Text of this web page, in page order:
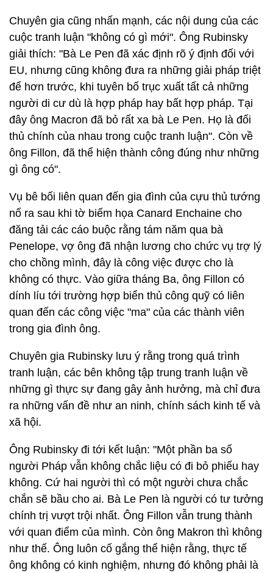
Chuyên gia cũng nhấn mạnh, các nội dung của các
cuộc tranh luận "không có gì mới". Ông Rubinsky
giải thích: "Bà Le Pen đã xác định rõ ý định đối với
EU, nhưng cũng không đưa ra những giải pháp triệt
để hơn trước, khi tuyên bố trục xuất tất cả những
người di cư dù là hợp pháp hay bất hợp pháp. Tại
đây ông Macron đã bỏ rất xa bà Le Pen. Họ là đối
thủ chính của nhau trong cuộc tranh luận". Còn về
ông Fillon, đã thể hiện thành công đúng như những
gì ông có".
Vụ bê bối liên quan đến gia đình của cựu thủ tướng
nổ ra sau khi tờ biếm họa Canard Enchaine cho
đăng tải các cáo buộc rằng tám năm qua bà
Penelope, vợ ông đã nhận lương cho chức vụ trợ lý
cho chồng mình, đây là công việc được cho là
không có thực. Vào giữa tháng Ba, ông Fillon có
dính líu tới trường hợp biển thủ công quỹ có liên
quan đến các công việc "ma" của các thành viên
trong gia đình ông.
Chuyên gia Rubinsky lưu ý rằng trong quá trình
tranh luận, các bên không tập trung tranh luận về
những gì thực sự đang gây ảnh hưởng, mà chỉ đưa
ra những vấn đề như an ninh, chính sách kinh tế và
xã hội.
Ông Rubinsky đi tới kết luận: "Một phần ba số
người Pháp vẫn không chắc liệu có đi bỏ phiếu hay
không. Cứ hai người thì có một người chưa chắc
chắn sẽ bầu cho ai. Bà Le Pen là người có tư tưởng
chính trị vượt trội nhất. Ông Fillon vẫn trung thành
với quan điểm của mình. Còn ông Makron thì không
như thế. Ông luôn cố gắng thể hiện rằng, thực tế
ông không có kinh nghiệm, nhưng đó không phải là